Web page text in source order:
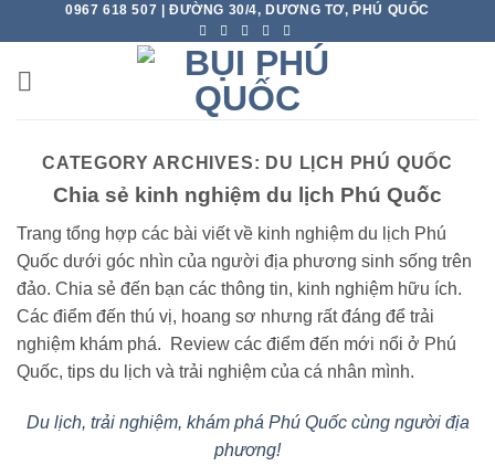
to
content
0967 618 507 | ĐƯỜNG 30/4, DƯƠNG TƠ, PHÚ QUỐC
CATEGORY ARCHIVES: DU LỊCH PHÚ QUỐC
Chia sẻ kinh nghiệm du lịch Phú Quốc
Trang tổng hợp các bài viết về kinh nghiệm du lịch Phú
Quốc dưới góc nhìn của người địa phương sinh sống trên
đảo. Chia sẻ đến bạn các thông tin, kinh nghiệm hữu ích.
Các điểm đến thú vị, hoang sơ nhưng rất đáng để trải
nghiệm khám phá. Review các điểm đến mới nổi ở Phú
Quốc, tips du lịch và trải nghiệm của cá nhân mình.
Du lịch, trải nghiệm, khám phá Phú Quốc cùng người địa
phương!